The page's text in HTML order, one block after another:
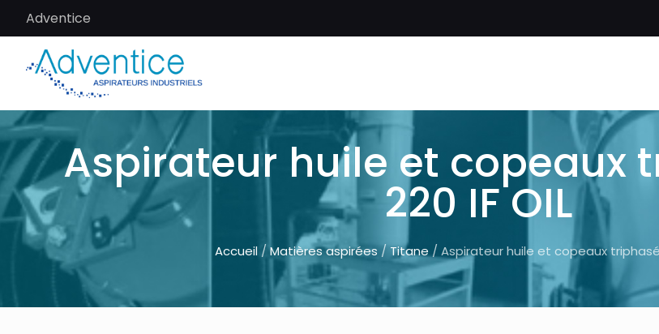
Adventice
Aspirateur huile et copeaux
220 IF OIL
Accueil /Matières aspirées / Titane / Aspirateur huile et copeaux triphasé